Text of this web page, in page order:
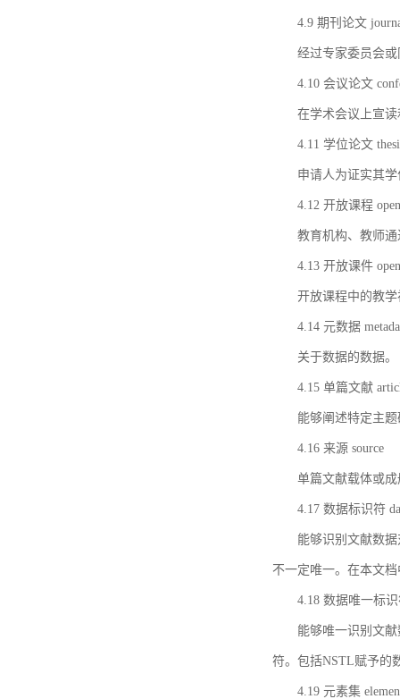
4.9 期刊论文
经过专家委员会
4.10 会议论文
在学术会议上宣
4.11 学位论文
申请人为证实其
4.12 开放课程
教育机构、教师
4.13 开放课件
开放课程中的教
4.14 元数据
关于数据的数据。
4.15 单篇文献
能够阐述特定主
4.16 来源 source
单篇文献载体或
4.17 数据标识符
能够识别文献数
不一定唯一。在本文
4.18 数据唯一标
能够唯一识别文
符。包括NSTL赋予的
4.19 元素集